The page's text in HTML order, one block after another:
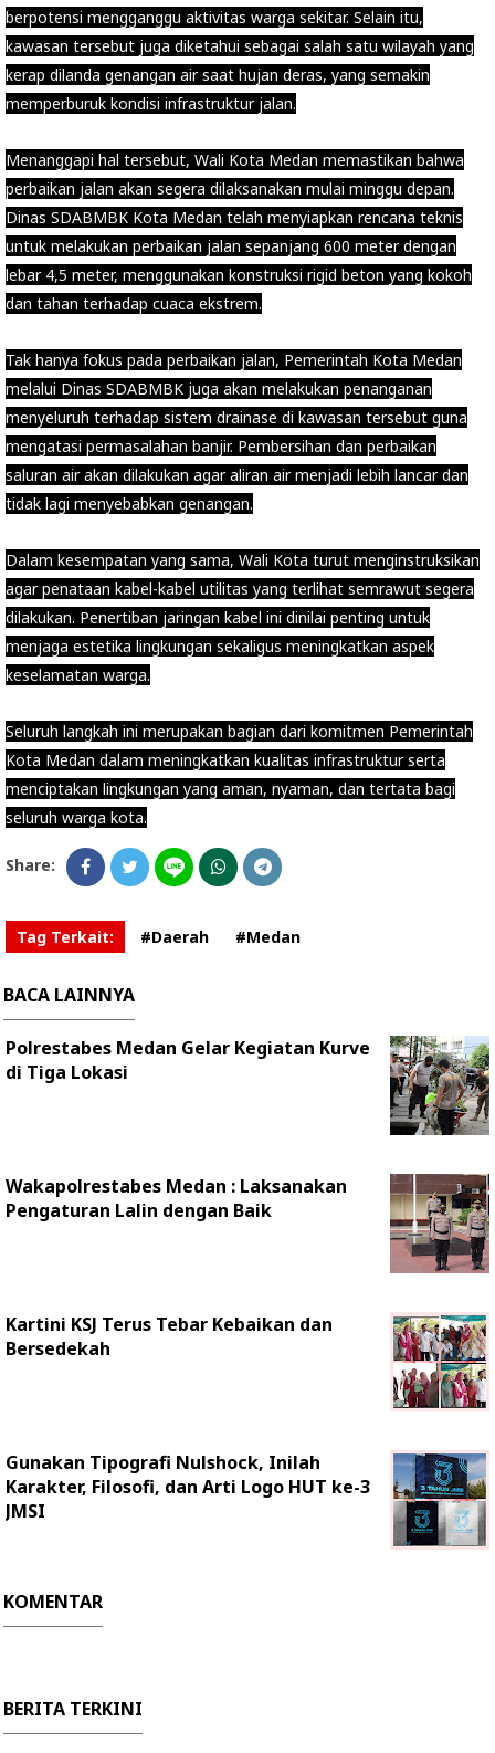
berpotensi mengganggu aktivitas warga sekitar. Selain itu,
kawasan tersebut juga diketahui sebagai salah satu wilayah yang
kerap dilanda genangan air saat hujan deras, yang semakin
memperburuk kondisi infrastruktur jalan.
Menanggapi hal tersebut, Wali Kota Medan memastikan bahwa
perbaikan jalan akan segera dilaksanakan mulai minggu depan.
Dinas SDABMBK Kota Medan telah menyiapkan rencana teknis
untuk melakukan perbaikan jalan sepanjang 600 meter dengan
lebar 4,5 meter, menggunakan konstruksi rigid beton yang kokoh
dan tahan terhadap cuaca ekstrem.
Tak hanya fokus pada perbaikan jalan, Pemerintah Kota Medan
melalui Dinas SDABMBK juga akan melakukan penanganan
menyeluruh terhadap sistem drainase di kawasan tersebut guna
mengatasi permasalahan banjir. Pembersihan dan perbaikan
saluran air akan dilakukan agar aliran air menjadi lebih lancar dan
tidak lagi menyebabkan genangan.
Dalam kesempatan yang sama, Wali Kota turut menginstruksikan
agar penataan kabel-kabel utilitas yang terlihat semrawut segera
dilakukan. Penertiban jaringan kabel ini dinilai penting untuk
menjaga estetika lingkungan sekaligus meningkatkan aspek
keselamatan warga.
Seluruh langkah ini merupakan bagian dari komitmen Pemerintah
Kota Medan dalam meningkatkan kualitas infrastruktur serta
menciptakan lingkungan yang aman, nyaman, dan tertata bagi
seluruh warga kota.
Share:
Tag Terkait: #Daerah #Medan
BACA LAINNYA
Polrestabes Medan Gelar Kegiatan Kurve
di Tiga Lokasi
Wakapolrestabes Medan : Laksanakan
Pengaturan Lalin dengan Baik
Kartini KSJ Terus Tebar Kebaikan dan
Bersedekah
Gunakan Tipografi Nulshock, Inilah
Karakter, Filosofi, dan Arti Logo HUT ke-3
JMSI
KOMENTAR
BERITA TERKINI